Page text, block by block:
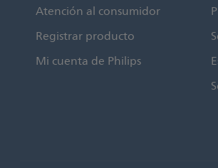
Atención al consumidor
Registrar producto
Mi cuenta de Philips